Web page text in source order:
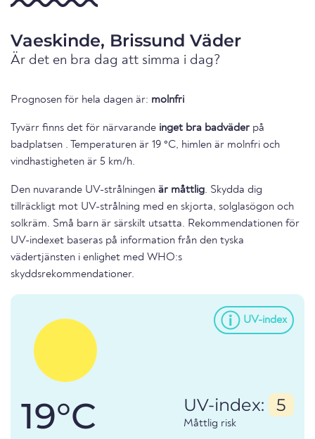
Vaeskinde, Brissund Väder
Är det en bra dag att simma i dag?
Prognosen för hela dagen är: molnfri
Tyvärr finns det för närvarande inget bra badväder på
badplatsen . Temperaturen är 19 °C, himlen är molnfri och
vindhastigheten är 5 km/h.
Den nuvarande UV-strålningen är måttlig. Skydda dig
tillräckligt mot UV-strålning med en skjorta, solglasögon och
solkräm. Små barn är särskilt utsatta. Rekommendationen för
UV-indexet baseras på information från den tyska
vädertjänsten i enlighet med WHO:s
skyddsrekommendationer.
UV-index
19°C UV-index: 5
Måttlig risk